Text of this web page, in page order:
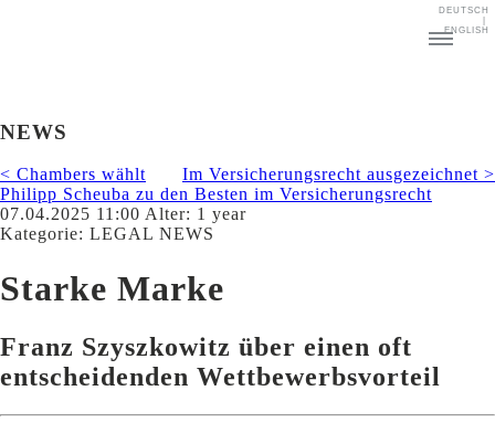
DEUTSCH
ENGLISH
NEWS
Im Versicherungsrecht ausgezeichnet >
< Chambers wählt
Philipp Scheuba zu den Besten im Versicherungsrecht
07.04.2025 11:00 Alter: 1 year
Kategorie: LEGAL NEWS
Starke Marke
Franz Szyszkowitz über einen oft
entscheidenden Wettbewerbsvorteil